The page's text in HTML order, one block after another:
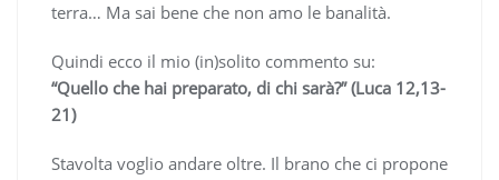
terra… Ma sai bene che non amo le banalità.
Quindi ecco il mio (in)solito commento su:
“Quello che hai preparato, di chi sarà?” (Luca 12,13-
21)
Stavolta voglio andare oltre. Il brano che ci propone